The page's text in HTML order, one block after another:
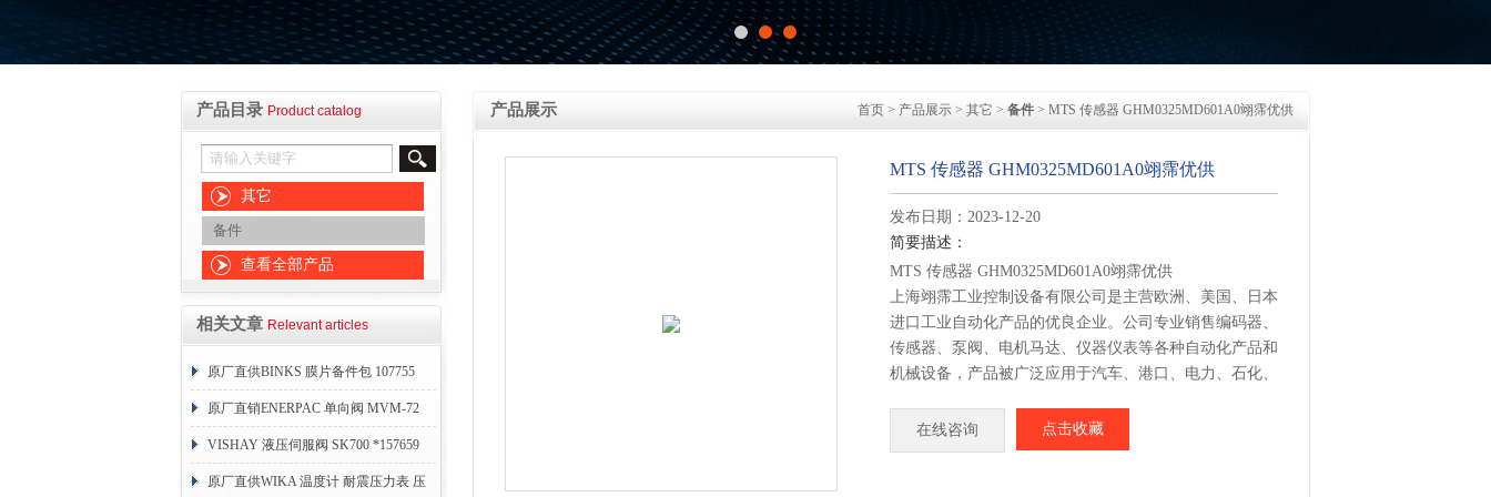
产品目录 Product catalog
其它
备件
查看全部产品
相关文章 Relevant articles
原厂直供BINKS 膜片备件包 107755
原厂直销ENERPAC 单向阀 MVM-72
VISHAY 液压伺服阀 SK700 *157659
原厂直供WIKA 温度计 耐震压力表 压
产品展示 首页 > 产品展示 > 其它 > 备件 > MTS 传感器 GHM0325MD601A0翊霈优供
MTS 传感器 GHM0325MD601A0翊霈优供
发布日期：2023-12-20
简要描述：
MTS 传感器 GHM0325MD601A0翊霈优供
上海翊霈工业控制设备有限公司是主营欧洲、美国、日本
进口工业自动化产品的优良企业。公司专业销售编码器、
传感器、泵阀、电机马达、仪器仪表等各种自动化产品和
机械设备，产品被广泛应用于汽车、港口、电力、石化、
多领域。您只需要来电提供品牌型号 我们即可为您提供
专业报价。
在线咨询 点击收藏